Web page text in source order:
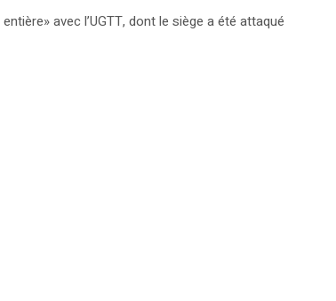
avec l’UGTT, dont le siège a été attaqué